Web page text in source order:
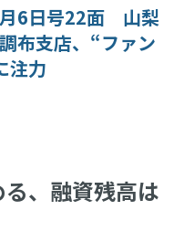
6日号22面 山梨
布支店、“ファン
注力
、融資残高は